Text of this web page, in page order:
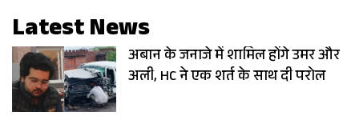
Latest News
अबान के जनाजे में शामिल होंगे उमर और
अली, HC ने एक शर्त के साथ दी परोल